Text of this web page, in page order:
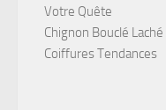
Votre Quête
Chignon Bouclé
Coiffures Tendances